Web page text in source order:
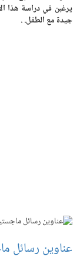
يرغبن في دراسة هذا
جيدة مع الطفل. .
عناوين رسائل